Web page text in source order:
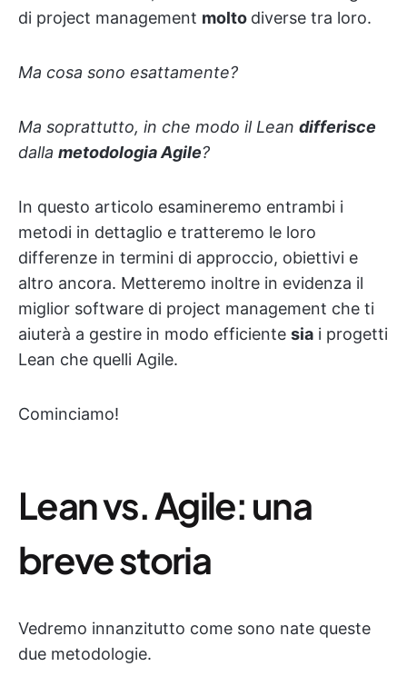
di project management molto diverse tra loro.
Ma cosa sono esattamente?
Ma soprattutto, in che modo il Lean differisce
dalla metodologia Agile?
In questo articolo esamineremo entrambi i
metodi in dettaglio e tratteremo le loro
differenze in termini di approccio, obiettivi e
altro ancora. Metteremo inoltre in evidenza il
miglior software di project management che ti
aiuterà a gestire in modo efficiente sia i progetti
Lean che quelli Agile.
Cominciamo!
Lean vs. Agile: una
breve storia
Vedremo innanzitutto come sono nate queste
due metodologie.